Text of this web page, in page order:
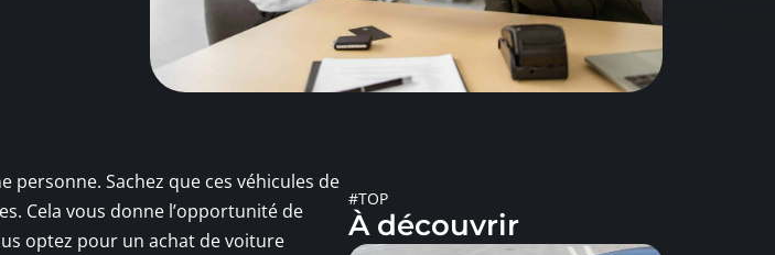
personne. Sachez que ces véhicules de
Cela vous donne l’opportunité de
optez pour un achat de voiture
#TOP
À découvrir